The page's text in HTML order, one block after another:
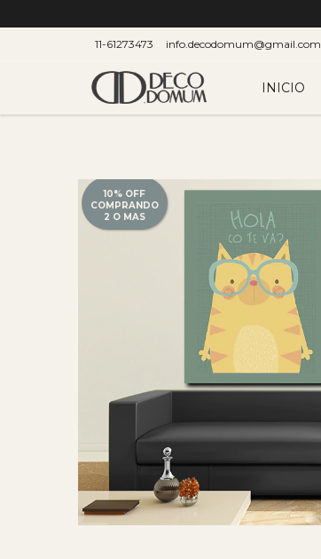
11-61273473 info.decodomum@gmail.com
INICIO
10% OFF
COMPRANDO
2 O MAS